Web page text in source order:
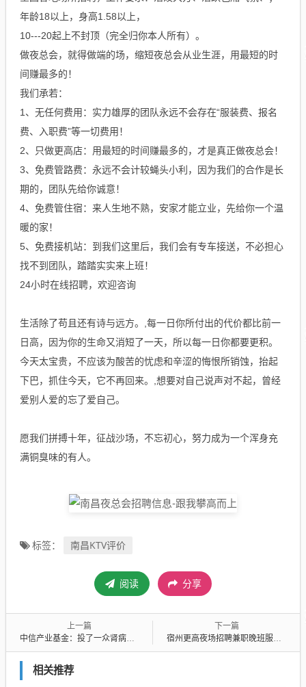
年龄18以上，身高1.58以上，
10---20起上不封顶（完全归你本人所有）。
做夜总会，就得做端的场，缩短夜总会从业生涯，用最短的时
间赚最多的！
我们承若：
1、无任何费用：实力雄厚的团队永远不会存在“服装费、报名
费、入职费”等一切费用！
2、只做更高店：用最短的时间赚最多的，才是真正做夜总会！
3、免费管路费：永远不会计较蝇头小利，因为我们的合作是长
期的，团队先给你诚意！
4、免费管住宿：来人生地不熟，安家才能立业，先给你一个温
暖的家！
5、免费接机站：到我们这里后，我们会有专车接送，不必担心
找不到团队，踏踏实实来上班！
24小时在线招聘，欢迎咨询
生活除了苟且还有诗与远方。,每一日你所付出的代价都比前一
日高，因为你的生命又消短了一天，所以每一日你都要更积。
今天太宝贵，不应该为酸苦的忧虑和辛涩的悔恨所销蚀，抬起
下巴，抓住今天，它不再回来。,想要对自己说声对不起，曾经
爱别人爱的忘了爱自己。
愿我们拼搏十年，征战沙场，不忘初心，努力成为一个浑身充
满铜臭味的有人。
标签： 南昌KTV评价
阅读 分享
上一篇
中信产业基金：投了一众肾病医院，领了一堆罚单
下一篇
宿州更高夜场招聘兼职晚班服务员-鼎红国际有无经验均可入职上班
相关推荐